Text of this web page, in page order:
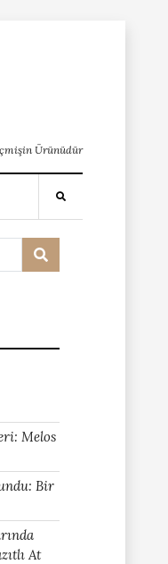
Ürünüdür
Melos
Bir
At